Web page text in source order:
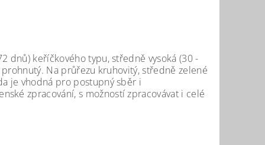
dnů) keříčkového typu, středně vysoká (30 -
Na průřezu kruhovitý, středně zelené
je vhodná pro postupný sběr i
zpracování, s možností zpracovávat i celé